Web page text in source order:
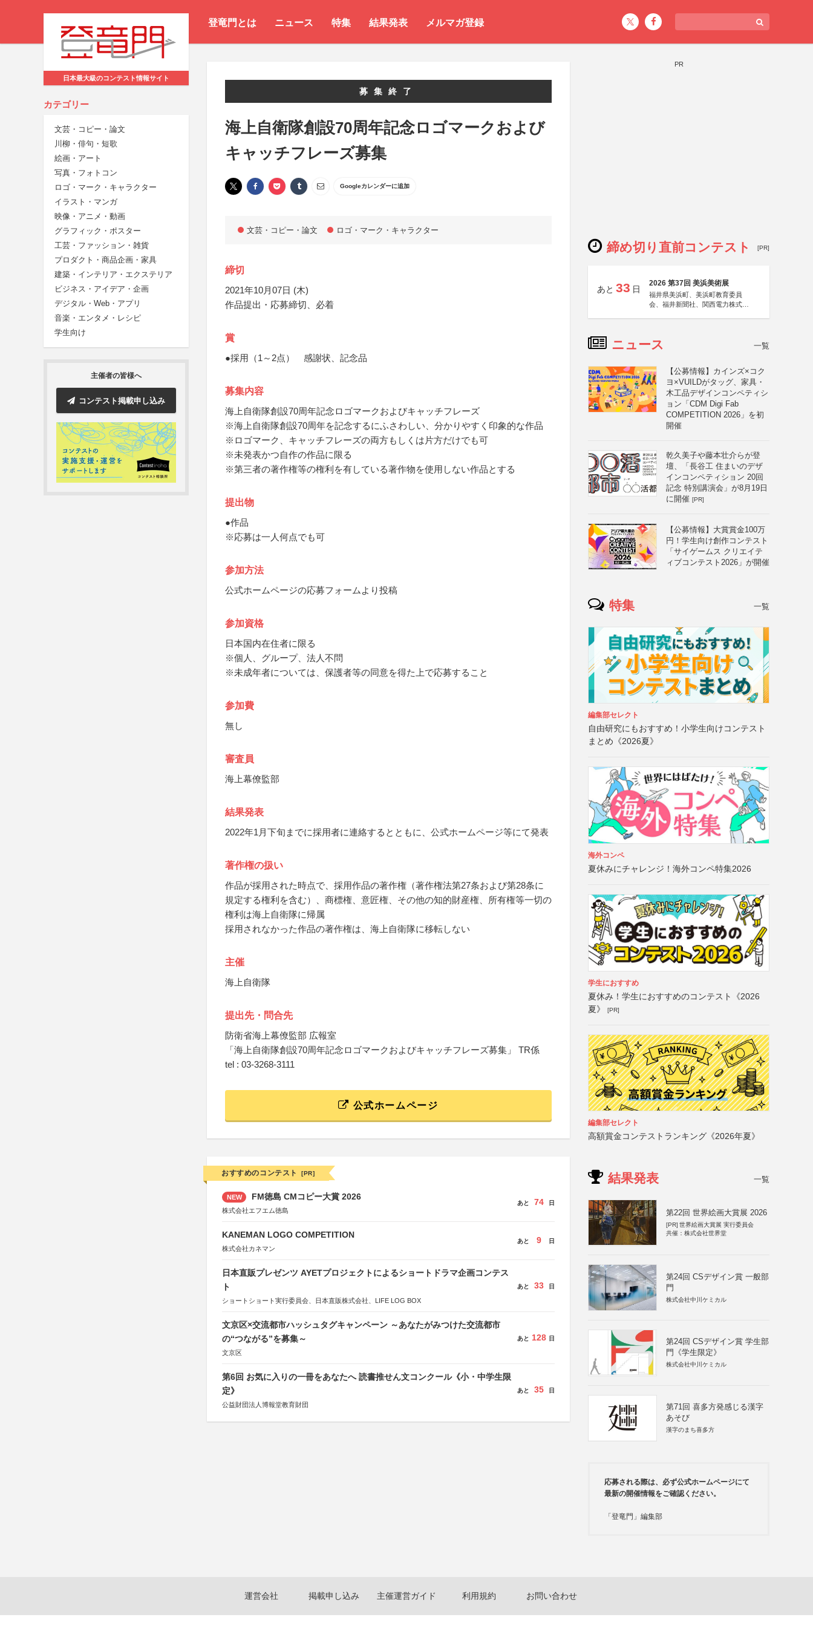
登竜門とは ニュース 特集 結果発表 メルマガ登録
日本最大級のコンテスト情報サイト
カテゴリー
文芸・コピー・論文
川柳・俳句・短歌
絵画・アート
写真・フォトコン
ロゴ・マーク・キャラクター
イラスト・マンガ
映像・アニメ・動画
グラフィック・ポスター
工芸・ファッション・雑貨
プロダクト・商品企画・家具
建築・インテリア・エクステリア
ビジネス・アイデア・企画
デジタル・Web・アプリ
音楽・エンタメ・レシピ
学生向け
主催者の皆様へ
コンテスト掲載申し込み
募集終了
海上自衛隊創設70周年記念ロゴマークおよび
キャッチフレーズ募集
Googleカレンダーに追加
文芸・コピー・論文 ロゴ・マーク・キャラクター
締切
2021年10月07日 (木)
作品提出・応募締切、必着
賞
●採用（1～2点） 感謝状、記念品
募集内容
海上自衛隊創設70周年記念ロゴマークおよびキャッチフレーズ
※海上自衛隊創設70周年を記念するにふさわしい、分かりやすく印象的な作品
※ロゴマーク、キャッチフレーズの両方もしくは片方だけでも可
※未発表かつ自作の作品に限る
※第三者の著作権等の権利を有している著作物を使用しない作品とする
提出物
●作品
※応募は一人何点でも可
参加方法
公式ホームページの応募フォームより投稿
参加資格
日本国内在住者に限る
※個人、グループ、法人不問
※未成年者については、保護者等の同意を得た上で応募すること
参加費
無し
審査員
海上幕僚監部
結果発表
2022年1月下旬までに採用者に連絡するとともに、公式ホームページ等にて発表
著作権の扱い
作品が採用された時点で、採用作品の著作権（著作権法第27条および第28条に
規定する権利を含む）、商標権、意匠権、その他の知的財産権、所有権等一切の
権利は海上自衛隊に帰属
採用されなかった作品の著作権は、海上自衛隊に移転しない
主催
海上自衛隊
提出先・問合先
防衛省海上幕僚監部 広報室
「海上自衛隊創設70周年記念ロゴマークおよびキャッチフレーズ募集」 TR係
tel : 03-3268-3111
公式ホームページ
おすすめのコンテスト [PR]
NEW FM徳島 CMコピー大賞 2026
株式会社エフエム徳島
あと 74 日
KANEMAN LOGO COMPETITION
株式会社カネマン
あと 9 日
日本直販プレゼンツ AYETプロジェクトによるショートドラマ企画コンテス
ト
ショートショート実行委員会、日本直販株式会社、LIFE LOG BOX
あと 33 日
文京区×交流都市ハッシュタグキャンペーン ～あなたがみつけた交流都市
の“つながる”を募集～
文京区
あと 128 日
第6回 お気に入りの一冊をあなたへ 読書推せん文コンクール《小・中学生限
定》
公益財団法人博報堂教育財団
あと 35 日
PR
締め切り直前コンテスト [PR]
あと 33 日
2026 第37回 美浜美術展
福井県美浜町、美浜町教育委員
会、福井新聞社、関西電力株式会
ニュース 一覧
【公募情報】カインズ×コク
ヨ×VUILDがタッグ、家具・
木工品デザインコンペティシ
ョン「CDM Digi Fab
COMPETITION 2026」を初
開催
乾久美子や藤本壮介らが登
壇、「長谷工 住まいのデザ
インコンペティション 20回
記念 特別講演会」が8月19日
に開催 [PR]
【公募情報】大賞賞金100万
円！学生向け創作コンテスト
「サイゲームス クリエイテ
ィブコンテスト2026」が開催
特集 一覧
編集部セレクト
自由研究にもおすすめ！小学生向けコンテスト
まとめ《2026夏》
海外コンペ
夏休みにチャレンジ！海外コンペ特集2026
学生におすすめ
夏休み！学生におすすめのコンテスト《2026
夏》
[PR]
編集部セレクト
高額賞金コンテストランキング《2026年夏》
結果発表 一覧
第22回 世界絵画大賞展 2026
[PR] 世界絵画大賞展 実行委員会
共催：株式会社世界堂
第24回 CSデザイン賞 一般部
門
株式会社中川ケミカル
第24回 CSデザイン賞 学生部
門《学生限定》
株式会社中川ケミカル
第71回 喜多方発感じる漢字
あそび
漢字のまち喜多方
応募される際は、必ず公式ホームページにて
最新の開催情報をご確認ください。
「登竜門」編集部
運営会社 掲載申し込み 主催運営ガイド 利用規約 お問い合わせ